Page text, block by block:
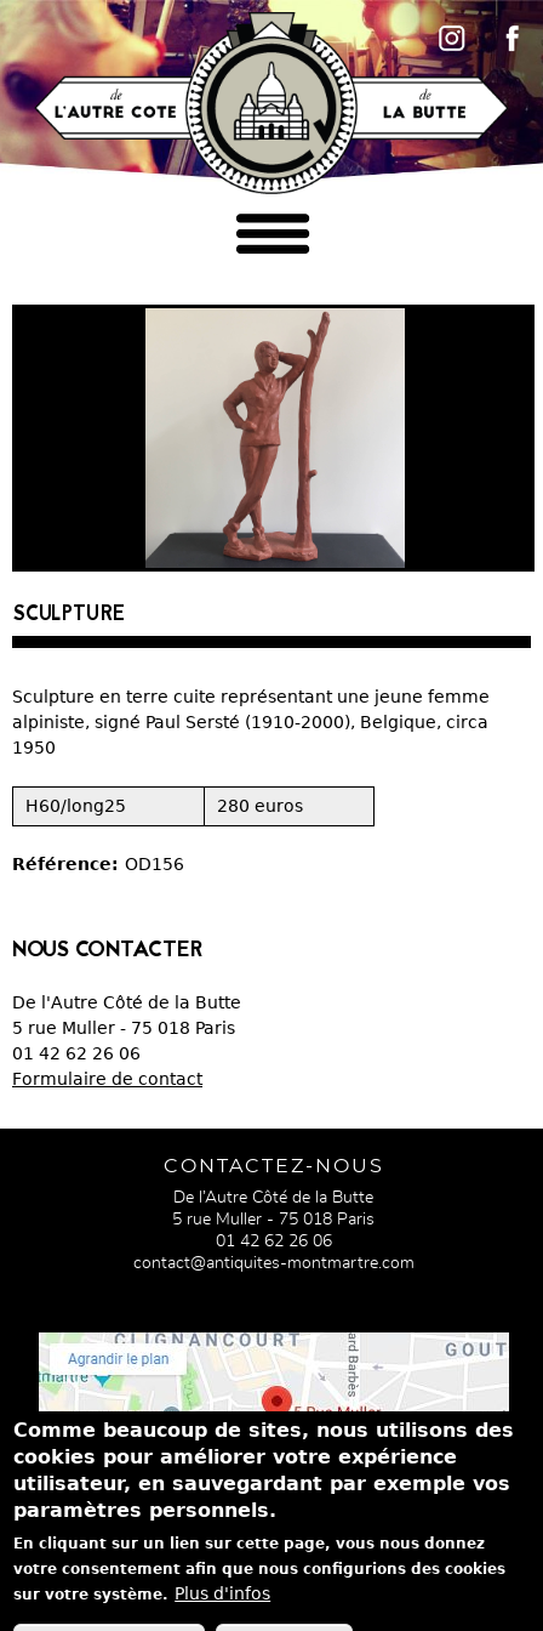
Accéder au contenu
MOBILIER
LUMINAIRES
TABLEAUX
VIEUX PAPIERS
OBJETS DÉCORATIFS
CRÉATIONS
SCULPTURE
Sculpture en terre cuite représentant une jeune femme
alpiniste, signé Paul Sersté (1910-2000), Belgique, circa
1950
H60/long25 280 euros
Référence: OD156
NOUS CONTACTER
De l'Autre Côté de la Butte
5 rue Muller - 75 018 Paris
01 42 62 26 06
Formulaire de contact
CONTACTEZ-NOUS
De l’Autre Côté de la Butte
5 rue Muller - 75 018 Paris
01 42 62 26 06
contact@antiquites-montmartre.com
PASSEZ NOUS VOIR
Du mardi au samedi de 14h à 19h
Dimanche de 15h à 18h
Comme beaucoup de sites, nous utilisons des
cookies pour améliorer votre expérience
utilisateur, en sauvegardant par exemple vos
paramètres personnels.
En cliquant sur un lien sur cette page, vous nous donnez
votre consentement afin que nous configurions des cookies
sur votre système. Plus d'infos